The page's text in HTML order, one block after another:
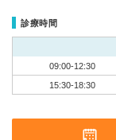
診療時間
09:00-12:30
15:30-18:30